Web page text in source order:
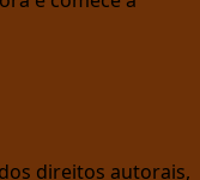
direitos autorais,